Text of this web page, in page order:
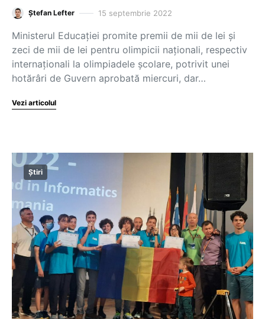
Ștefan Lefter 15 septembrie 2022
Ministerul Educației promite premii de mii de lei și
zeci de mii de lei pentru olimpicii naționali, respectiv
internaționali la olimpiadele școlare, potrivit unei
hotărâri de Guvern aprobată miercuri, dar…
Vezi articolul
Știri